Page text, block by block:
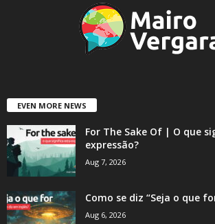
EVEN MORE NEWS
For The Sake Of | O que
expressão?
Aug 7, 2026
Como se diz “Seja o que
Aug 6, 2026